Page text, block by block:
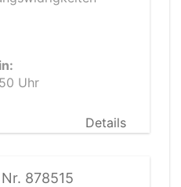
Uhr
Details
878515